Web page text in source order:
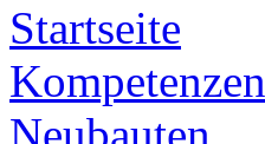
Startseite
Kompetenzen
Neubauten